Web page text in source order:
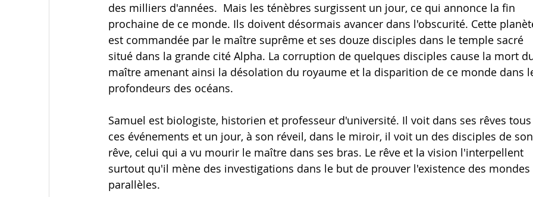
des milliers d'années.  Mais les ténèbres surgissent un jour, ce qui annonce la fin
prochaine de ce monde. Ils doivent désormais avancer dans l'obscurité. Cette
est commandée par le maître suprême et ses douze disciples dans le temple sacré
situé dans la grande cité Alpha. La corruption de quelques disciples cause la mort
maître amenant ainsi la désolation du royaume et la disparition de ce monde dans
profondeurs des océans.
Samuel est biologiste, historien et professeur d'université. Il voit dans ses rêves
ces événements et un jour, à son réveil, dans le miroir, il voit un des disciples de
rêve, celui qui a vu mourir le maître dans ses bras. Le rêve et la vision l'interpellent
surtout qu'il mène des investigations dans le but de prouver l'existence des mondes
parallèles.